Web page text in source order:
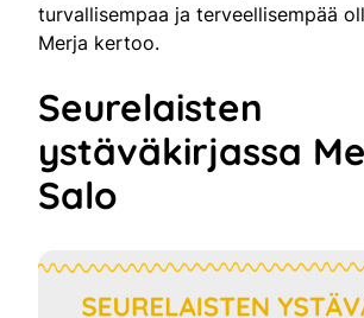
turvallisempaa ja terveellisempää
Merja kertoo.
Seurelaisten
ystäväkirjassa
Salo